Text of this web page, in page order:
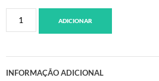
ADICIONAR
INFORMAÇÃO ADICIONAL